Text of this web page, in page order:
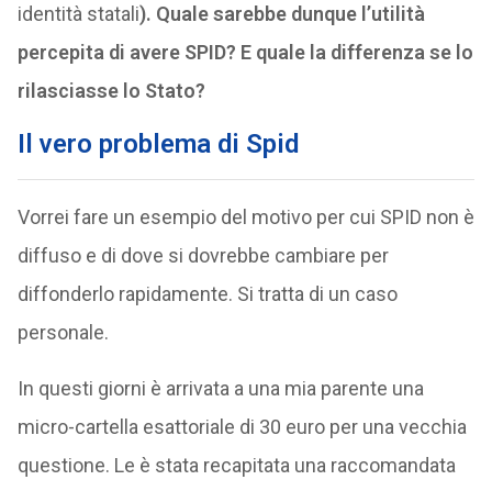
identità statali). Quale sarebbe dunque l’utilità
percepita di avere SPID? E quale la differenza se lo
rilasciasse lo Stato?
Il vero problema di Spid
Vorrei fare un esempio del motivo per cui SPID non è
diffuso e di dove si dovrebbe cambiare per
diffonderlo rapidamente. Si tratta di un caso
personale.
In questi giorni è arrivata a una mia parente una
micro-cartella esattoriale di 30 euro per una vecchia
questione. Le è stata recapitata una raccomandata